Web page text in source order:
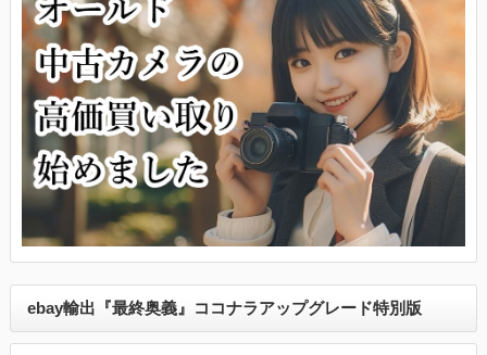
ebay輸出『最終奥義』ココナラアップグレード特別版